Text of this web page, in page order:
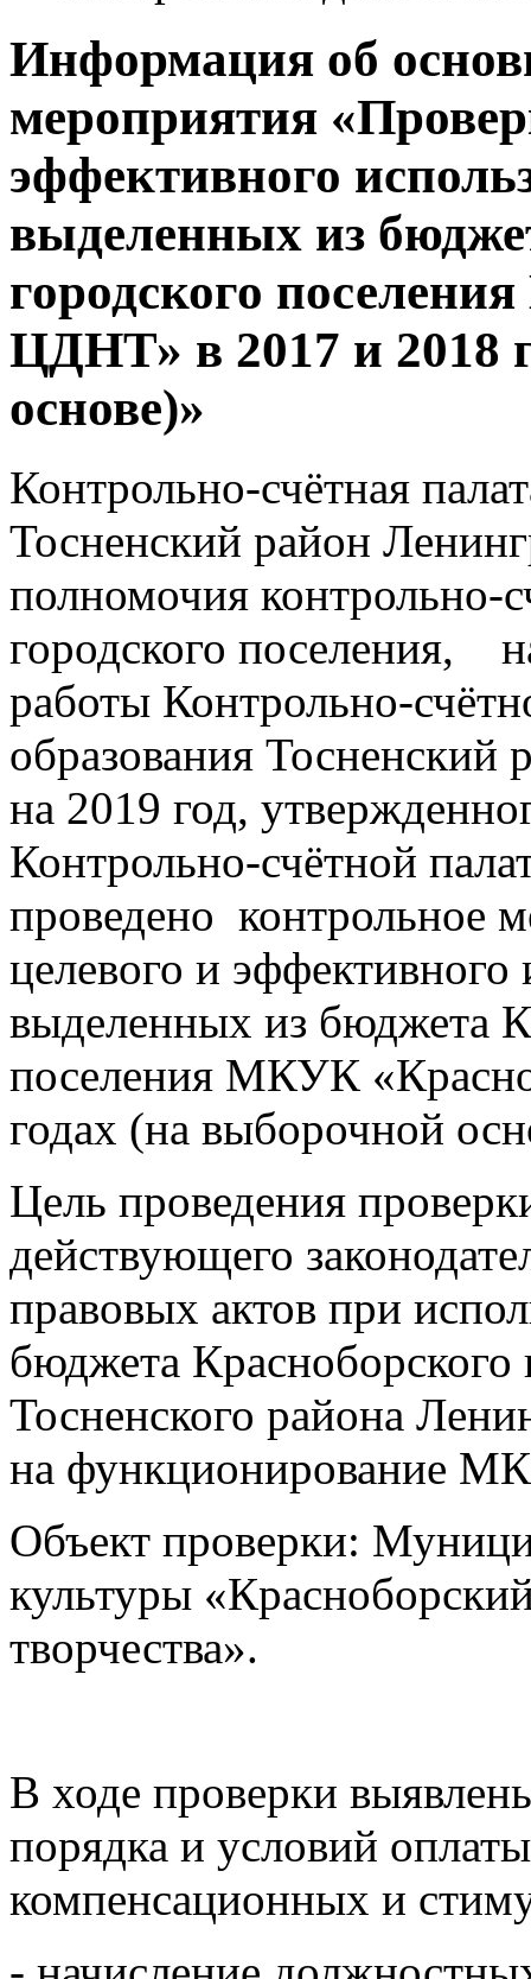
Информация об
мероприятия
эффективного
выделенных из
городского
ЦДНТ» в 2017 и 2018
основе)»
Контрольно-счётная
Тосненский район
полномочия контрольно-
городского поселения,
работы Контрольно-
образования Тосненский
на 2019 год,
Контрольно-счётной
проведено контрольное
целевого и эффективного
выделенных из бюджета
поселения МКУК
годах (на выборочной
Цель проведения
действующего
правовых актов при
бюджета Красноборского
Тосненского района
на функционирование
Объект проверки:
культуры
творчества».
В ходе проверки
порядка и условий
компенсационных и